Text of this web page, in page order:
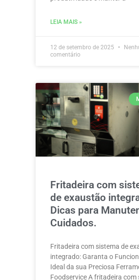
LEIA MAIS »
12 de setembro de 2025
comentário
Fritadeira com
de exaustão
Dicas para
Cuidados.
Fritadeira com sistema de
integrado: Garanta o
Ideal da sua Preciosa
Foodservice A fritadeira com